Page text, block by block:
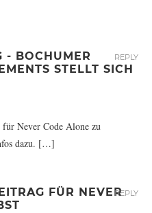
- BOCHUMER
STELLT SICH
Never Code Alone zu
dazu. […]
REPLY
FÜR NEVERREPLY